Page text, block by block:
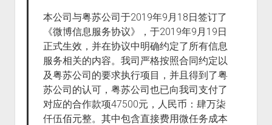
本公司与粤苏公司于2019年9月18日签订了
《微博信息服务协议》，于2019年9月19日
正式生效，并在协议中明确约定了所有信息
服务相关的内容。我司严格按照合同约定以
及粤苏公司的要求执行项目，并且得到了粤
苏公司的认可，粤苏公司也已向我司支付了
对应的合作款项47500元，人民币：肆万柒
仟伍佰元整。其中包含直接费用微任务成本